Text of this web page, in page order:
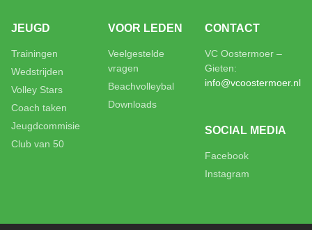
JEUGD
Trainingen
Wedstrijden
Volley Stars
Coach taken
Jeugdcommisie
Club van 50
VOOR LEDEN
Veelgestelde
vragen
Beachvolleybal
Downloads
CONTACT
VC Oostermoer –
Gieten:
info@vcoostermoer.nl
SOCIAL MEDIA
Facebook
Instagram